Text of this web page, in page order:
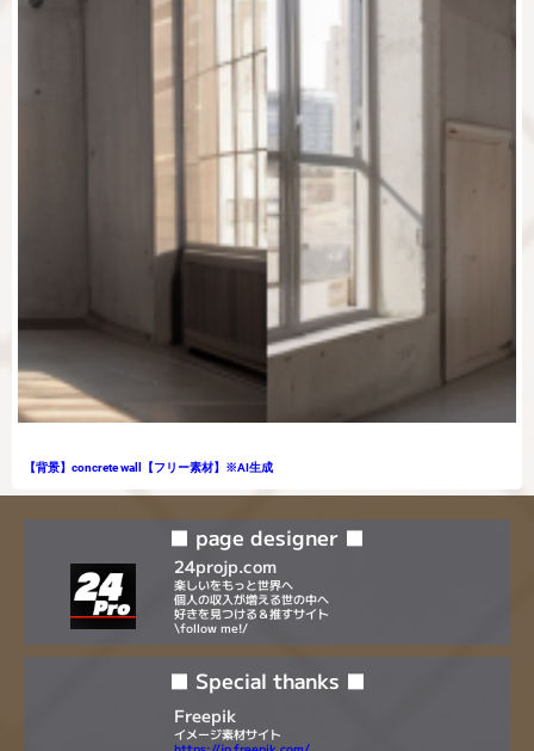
【背景】concrete wall【フリー素材】※AI生成
■ page designer ■
24projp.com
楽しいをもっと世界へ
個人の収入が増える世の中へ
好きを見つける＆推すサイト
\follow me!/
■ Special thanks ■
Freepik
イメージ素材サイト